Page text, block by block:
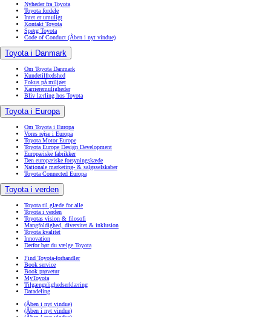
Nyheder fra Toyota
Toyota fordele
Intet er umuligt
Kontakt Toyota
Spørg Toyota
Code of Conduct (Åben i nyt vindue)
Toyota i Danmark
Om Toyota Danmark
Kundetilfredshed
Fokus på miljøet
Karrieremuligheder
Bliv lærling hos Toyota
Toyota i Europa
Om Toyota i Europa
Vores rejse i Europa
Toyota Motor Europe
Toyota Europe Design Development
Europæiske fabrikker
Den europæiske forsyningskæde
Nationale marketing- & salgsselskaber
Toyota Connected Europa
Toyota i verden
Toyota til glæde for alle
Toyota i verden
Toyotas vision & filosofi
Mangfoldighed, diversitet & inklusion
Toyota kvalitet
Innovation
Derfor bør du vælge Toyota
Find Toyota-forhandler
Book service
Book prøvetur
MyToyota
Tilgængelighedserklæring
Datadeling
(Åben i nyt vindue)
(Åben i nyt vindue)